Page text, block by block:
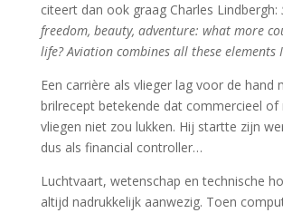
citeert dan ook graag Charles Lindbergh:
freedom, beauty, adventure: what more
life? Aviation combines all these elements
Een carrière als vlieger lag voor de hand
brilrecept betekende dat commercieel of
vliegen niet zou lukken. Hij startte zijn
dus als financial controller…
Luchtvaart, wetenschap en technische
altijd nadrukkelijk aanwezig. Toen